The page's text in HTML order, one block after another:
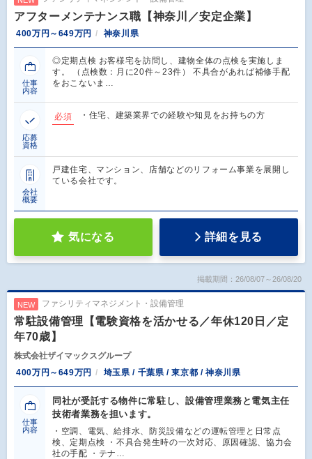
アフターメンテナンス職【神奈川／安定企業】
400万円～649万円 神奈川県
仕事
内容
◎定期点検 お客様宅を訪問し、建物全体の点検を実施しま
す。 （点検数：月に20件～23件） 不具合があれば補修手配
をおこないま…
応募
資格
必須 ・住宅、建築業界での経験や知見をお持ちの方
会社
概要
戸建住宅、マンション、店舗などのリフォーム事業を展開し
ている会社です。
気になる 詳細を見る
掲載期間：26/08/07～26/08/20
NEW ファシリティマネジメント・設備管理
常駐設備管理【電験資格を活かせる／年休120日／定
年70歳】
株式会社ザイマックスグループ
400万円～649万円
埼玉県 / 千葉県 / 東京都 / 神奈川県
仕事
内容
同社が受託する物件に常駐し、設備管理業務と電気主任
技術者業務を担います。
・空調、電気、給排水、防災設備などの運転管理と日常点
検、定期点検 ・不具合発生時の一次対応、原因確認、協力会
社の手配 ・テナ…